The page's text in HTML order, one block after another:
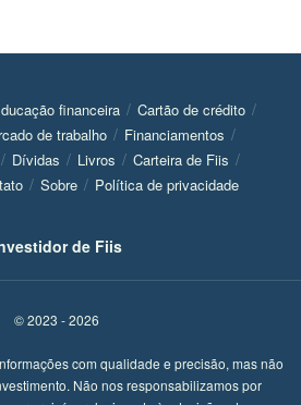
financeira
Cartão de crédito
de trabalho
Financiamentos
Dívidas Livros
Carteira de Fiis
Sobre Política de privacidade
de Fiis
© 2023 - 2026
com qualidade e precisão, mas não
Não nos responsabilizamos por